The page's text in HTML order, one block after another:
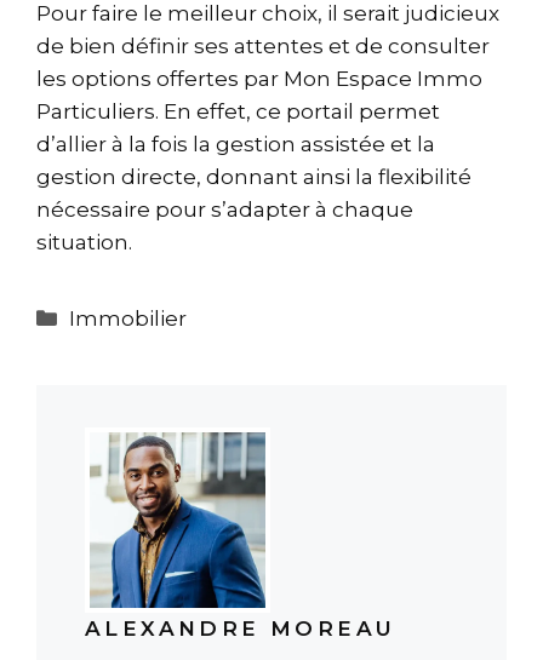
Pour faire le meilleur choix, il serait judicieux
de bien définir ses attentes et de consulter
les options offertes par Mon Espace Immo
Particuliers. En effet, ce portail permet
d’allier à la fois la gestion assistée et la
gestion directe, donnant ainsi la flexibilité
nécessaire pour s’adapter à chaque
situation.
Catégories
Immobilier
ALEXANDRE MOREAU